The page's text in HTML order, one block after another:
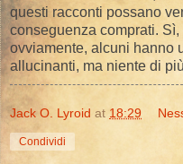
questi racconti possano
conseguenza comprati.
ovviamente, alcuni hanno
allucinanti, ma niente di
Jack O. Lyroid at 18:29
Condividi